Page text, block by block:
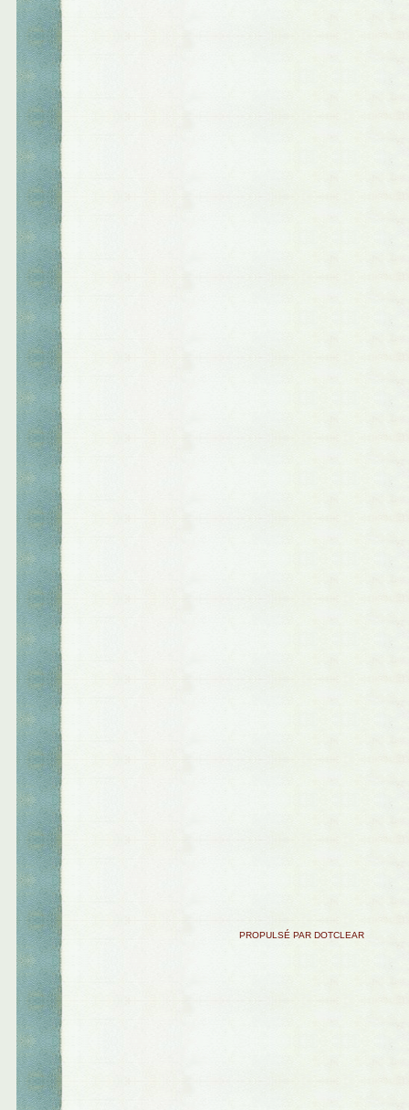
PROPULSÉ PAR DOTCLEAR